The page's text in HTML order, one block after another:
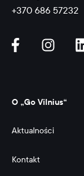
+370 686 57232
O „Go Vilnius“
Aktualności
Kontakt